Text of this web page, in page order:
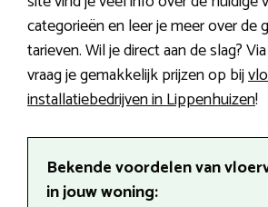
categorieën en leer je meer over de
tarieven. Wil je direct aan de slag?
vraag je gemakkelijk prijzen op bij
installatiebedrijven in Lippenhuizen!
Bekende voordelen van
in jouw woning: